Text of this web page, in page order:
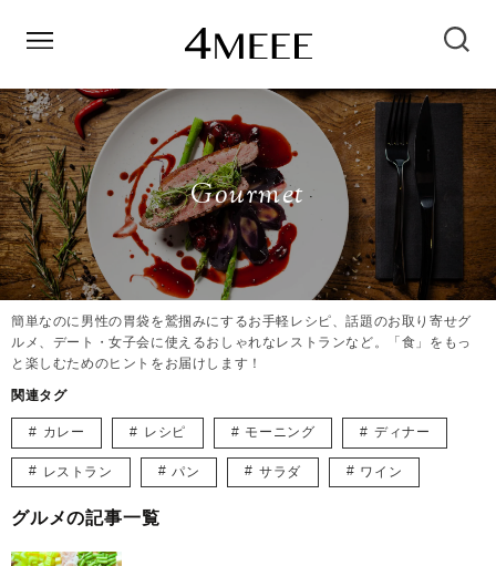
Gourmet
簡単なのに男性の胃袋を鷲掴みにするお手軽レシピ、話題のお取り寄せグ
ルメ、デート・女子会に使えるおしゃれなレストランなど。「食」をもっ
と楽しむためのヒントをお届けします！
関連タグ
カレー レシピ モーニング ディナー
レストラン パン サラダ ワイン
グルメの記事一覧